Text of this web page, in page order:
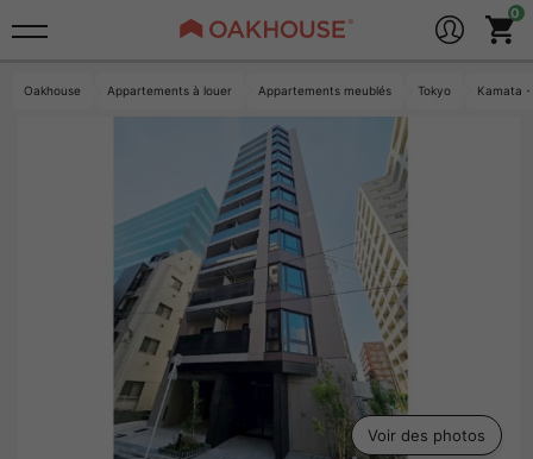
Oakhouse Appartements à louer Appartements meublés Tokyo Kamata
Voir des photos